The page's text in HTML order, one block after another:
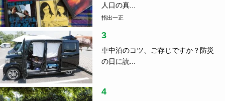
人口の真...
指出一正
3
車中泊のコツ、ご存じですか？防災
の日に読...
4